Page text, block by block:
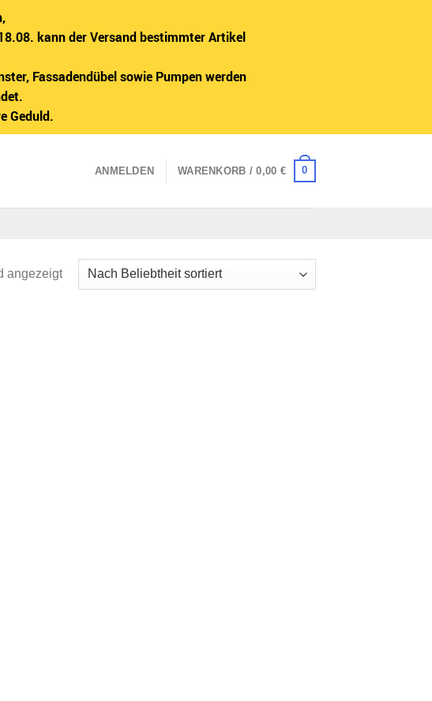
kann der Versand bestimmter Artikel
Fassadendübel sowie Pumpen werden
Geduld.
ANMELDEN WARENKORB /0,00 € 0
angezeigt